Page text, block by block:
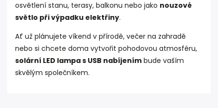
osvětlení stanu, terasy, balkonu nebo jako nouzové
světlo při výpadku elektřiny.
Ať už plánujete víkend v přírodě, večer na zahradě
nebo si chcete doma vytvořit pohodovou atmosféru,
solární LED lampa s USB nabíjením bude vaším
skvělým společníkem.